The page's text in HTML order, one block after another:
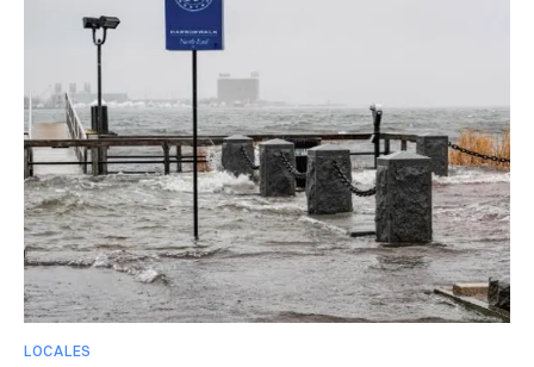
LOCALES